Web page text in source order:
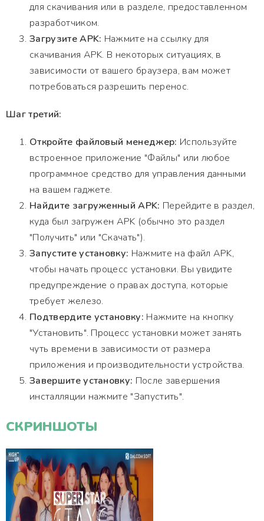
для скачивания или в разделе, предоставленном
разработчиком.
Загрузите APK: Нажмите на ссылку для
скачивания APK. В некоторых ситуациях, в
зависимости от вашего браузера, вам может
потребоваться разрешить перенос.
Шаг третий:
Откройте файловый менеджер: Используйте
встроенное приложение "Файлы" или любое
программное средство для управления данными
на вашем гаджете.
Найдите загруженный APK: Перейдите в раздел,
куда был загружен APK (обычно это раздел
"Получить" или "Скачать").
Запустите установку: Нажмите на файл APK,
чтобы начать процесс установки. Вы увидите
предупреждение о правах доступа, которые
требует железо.
Подтвердите установку: Нажмите на кнопку
"Установить". Процесс установки может занять
чуть времени в зависимости от размера
приложения и производительности устройства.
Завершите установку: После завершения
инсталляции нажмите "Запустить".
СКРИНШОТЫ